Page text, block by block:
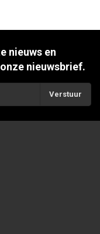
nieuws en
nieuwsbrief.
Verstuur